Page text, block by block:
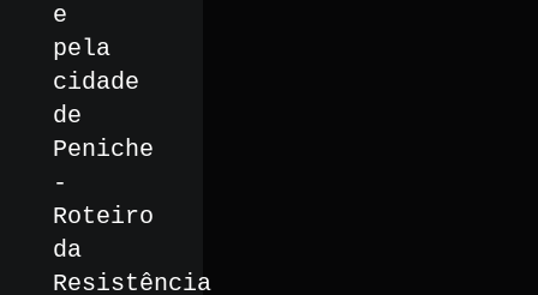
e
pela
cidade
de
Peniche
-
Roteiro
da
Resistência